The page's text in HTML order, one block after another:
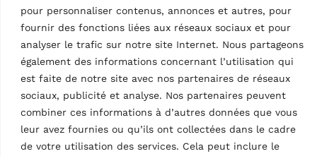
pour personnaliser contenus, annonces et autres, pour
fournir des fonctions liées aux réseaux sociaux et pour
analyser le trafic sur notre site Internet. Nous partageons
également des informations concernant l’utilisation qui
est faite de notre site avec nos partenaires de réseaux
sociaux, publicité et analyse. Nos partenaires peuvent
combiner ces informations à d’autres données que vous
leur avez fournies ou qu’ils ont collectées dans le cadre
de votre utilisation des services. Cela peut inclure le
des jantes, voiture…
Données techniques